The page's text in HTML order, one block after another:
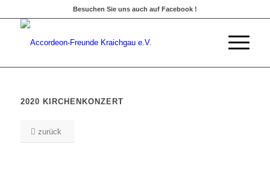
Besuchen Sie uns auch auf Facebook !
2020 KIRCHENKONZERT
zurück